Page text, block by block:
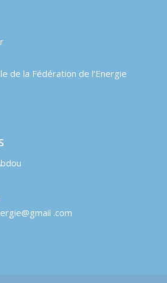
de la Fédération de l’Energie
.com